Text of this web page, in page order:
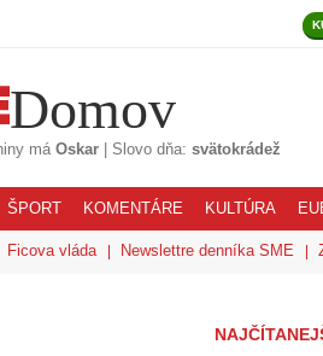
Domov
má Oskar| Slovo dňa: svätokrádež
ŠPORT KOMENTÁRE KULTÚRA
Ficova vláda Newslettre denníka SME